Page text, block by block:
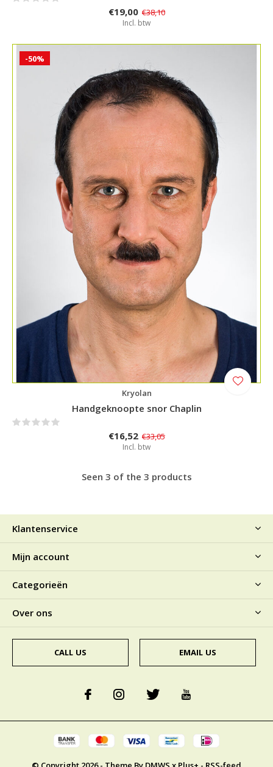
€19,00 €38,10
Incl. btw
-50%
Kryolan
Handgeknoopte snor Chaplin
€16,52 €33,05
Incl. btw
Seen 3 of the 3 products
Klantenservice
Mijn account
Categorieën
Over ons
CALL US EMAIL US